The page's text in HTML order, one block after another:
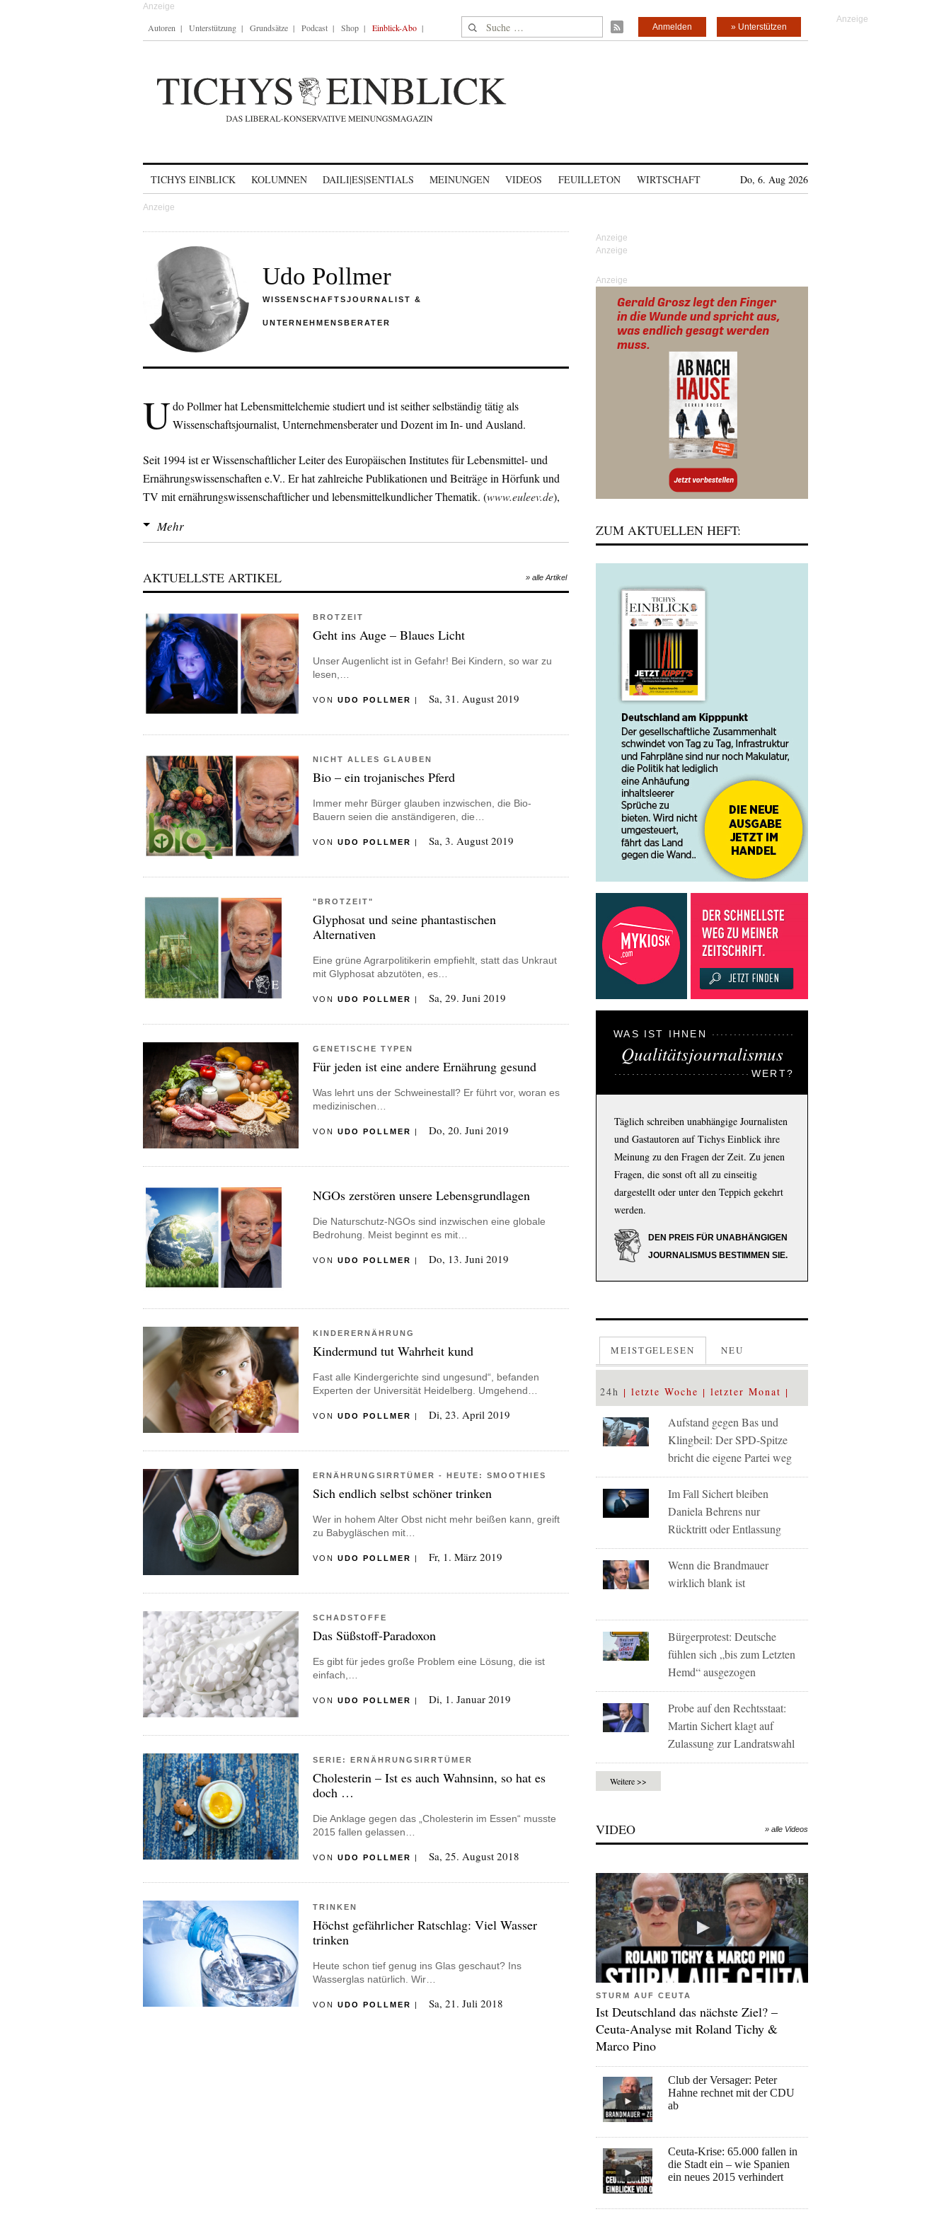
Autoren Unterstützung Grundsätze Podcast Shop Einblick-Abo Suche nach: » Unterstützen
Anmelden
TICHYS EINBLICK KOLUMNEN DAILI|ES|SENTIALS MEINUNGEN VIDEOS FEUILLETON WIRTSCHAFT Do, 6. Aug 2026
Udo Pollmer
WISSENSCHAFTSJOURNALIST &
UNTERNEHMENSBERATER
Udo Pollmer hat Lebensmittelchemie studiert und ist seither selbständig tätig als
Wissenschaftsjournalist, Unternehmensberater und Dozent im In- und Ausland.
Seit 1994 ist er Wissenschaftlicher Leiter des Europäischen Institutes für Lebensmittel- und
Ernährungswissenschaften e.V.. Er hat zahlreiche Publikationen und Beiträge in Hörfunk und
TV mit ernährungswissenschaftlicher und lebensmittelkundlicher Thematik. (www.euleev.de),
um 12.50 Uhr).
„Opium fürs Volk – Nahrung für den Geist“, Rowohlt 2010.
„Wer hat das Rind zur Sau gemacht“ Rowohlt 2012.
Don’t go veggie, Hirzel 2015.
2017,
Mehr
AKTUELLSTE ARTIKEL » alle Artikel
BROTZEIT
Geht ins Auge – Blaues Licht
Unser Augenlicht ist in Gefahr! Bei Kindern, so war zu
lesen,…
VON UDO POLLMER | Sa, 31. August 2019
NICHT ALLES GLAUBEN
Bio – ein trojanisches Pferd
Immer mehr Bürger glauben inzwischen, die Bio-
Bauern seien die anständigeren, die…
VON UDO POLLMER | Sa, 3. August 2019
"BROTZEIT"
Glyphosat und seine phantastischen
Alternativen
Eine grüne Agrarpolitikerin empfiehlt, statt das Unkraut
mit Glyphosat abzutöten, es…
VON UDO POLLMER | Sa, 29. Juni 2019
GENETISCHE TYPEN
Für jeden ist eine andere Ernährung gesund
Was lehrt uns der Schweinestall? Er führt vor, woran es
medizinischen…
VON UDO POLLMER | Do, 20. Juni 2019
NGOs zerstören unsere Lebensgrundlagen
Die Naturschutz-NGOs sind inzwischen eine globale
Bedrohung. Meist beginnt es mit…
VON UDO POLLMER | Do, 13. Juni 2019
KINDERERNÄHRUNG
Kindermund tut Wahrheit kund
Fast alle Kindergerichte sind ungesund“, befanden
Experten der Universität Heidelberg. Umgehend…
VON UDO POLLMER | Di, 23. April 2019
ERNÄHRUNGSIRRTÜMER - HEUTE: SMOOTHIES
Sich endlich selbst schöner trinken
Wer in hohem Alter Obst nicht mehr beißen kann, greift
zu Babygläschen mit…
VON UDO POLLMER | Fr, 1. März 2019
SCHADSTOFFE
Das Süßstoff-Paradoxon
Es gibt für jedes große Problem eine Lösung, die ist
einfach,…
VON UDO POLLMER | Di, 1. Januar 2019
SERIE: ERNÄHRUNGSIRRTÜMER
Cholesterin – Ist es auch Wahnsinn, so hat es
doch …
Die Anklage gegen das „Cholesterin im Essen“ musste
2015 fallen gelassen…
VON UDO POLLMER | Sa, 25. August 2018
TRINKEN
Höchst gefährlicher Ratschlag: Viel Wasser
trinken
Heute schon tief genug ins Glas geschaut? Ins
Wasserglas natürlich. Wir…
VON UDO POLLMER | Sa, 21. Juli 2018
Anzeige
ZUM AKTUELLEN HEFT:
WAS IST IHNEN
Qualitätsjournalismus
WERT?
Täglich schreiben unabhängige Journalisten
und Gastautoren auf Tichys Einblick ihre
Meinung zu den Fragen der Zeit. Zu jenen
Fragen, die sonst oft all zu einseitig
dargestellt oder unter den Teppich gekehrt
werden.
DEN PREIS FÜR UNABHÄNGIGEN
JOURNALISMUS BESTIMMEN SIE.
MEISTGELESEN NEU
24h letzte Woche letzter Monat
Aufstand gegen Bas und
Klingbeil: Der SPD-Spitze
bricht die eigene Partei weg
Im Fall Sichert bleiben
Daniela Behrens nur
Rücktritt oder Entlassung
Wenn die Brandmauer
wirklich blank ist
Bürgerprotest: Deutsche
fühlen sich „bis zum Letzten
Hemd“ ausgezogen
Probe auf den Rechtsstaat:
Martin Sichert klagt auf
Zulassung zur Landratswahl
Weitere >>
VIDEO » alle Videos
STURM AUF CEUTA
Ist Deutschland das nächste Ziel? –
Ceuta-Analyse mit Roland Tichy &
Marco Pino
Club der Versager: Peter
Hahne rechnet mit der CDU
ab
Ceuta-Krise: 65.000 fallen in
die Stadt ein – wie Spanien
ein neues 2015 verhindert